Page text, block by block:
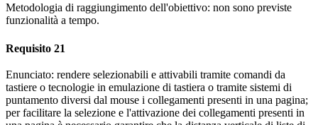
Metodologia di raggiungimento dell'obiettivo: non sono previste
funzionalità a tempo.
Requisito 21
Enunciato: rendere selezionabili e attivabili tramite comandi da
tastiere o tecnologie in emulazione di tastiera o tramite sistemi di
puntamento diversi dal mouse i collegamenti presenti in una pagina;
per facilitare la selezione e l'attivazione dei collegamenti presenti in